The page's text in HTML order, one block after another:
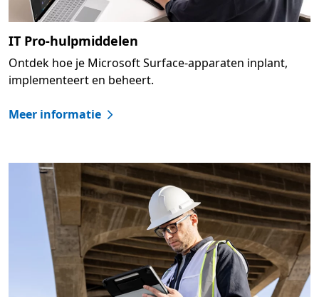
IT Pro-hulpmiddelen
Ontdek hoe je Microsoft Surface-apparaten inplant,
implementeert en beheert.
Meer informatie